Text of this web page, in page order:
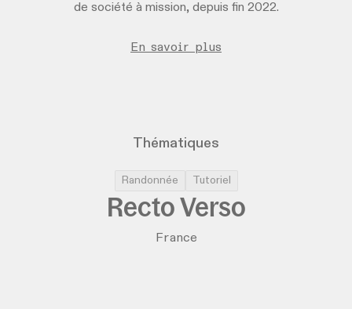
de société à mission, depuis fin 2022.
En savoir plus
Thématiques
Randonnée Tutoriel
Recto Verso
France